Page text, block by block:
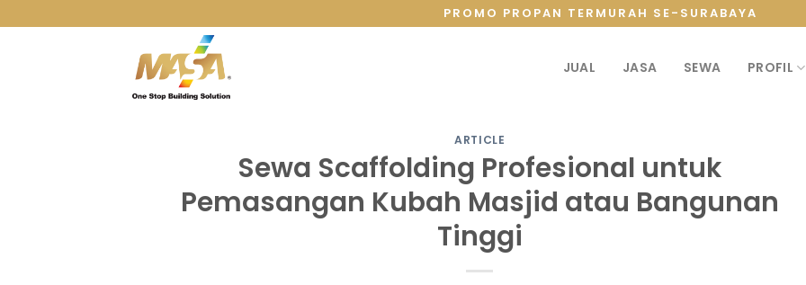
PROMO PROPAN TERMURAH SE-SURABAYA
JUAL JASA SEWA PROFIL
ARTICLE
Sewa Scaffolding Profesional untuk
Pemasangan Kubah Masjid atau Bangunan
Tinggi